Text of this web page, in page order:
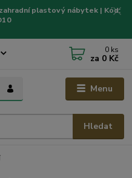
plastový nábytek | Kód:
Menu
Hledat
0 ks
za 0 Kč